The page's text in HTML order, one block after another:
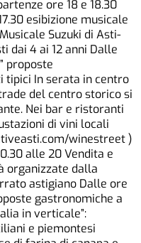
ore 18 e 18.30
esibizione musicale
Suzuki di Asti-
dai 4 ai 12 anni Dalle
proposte
tipici In serata in centro
del centro storico si
Nei bar e ristoranti
di vini locali
winestreet )
alle 20 Vendita e
organizzate dalla
astigiano Dalle ore
gastronomiche a
in verticale”:
e piemontesi